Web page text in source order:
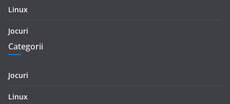
Linux
Jocuri
Categorii
Jocuri
Linux